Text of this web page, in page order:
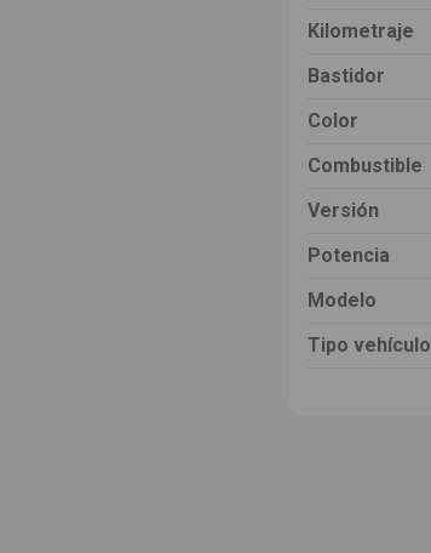
Kilometraje
Bastidor
Color
Combustible
Versión
Potencia
Modelo
Tipo vehículo